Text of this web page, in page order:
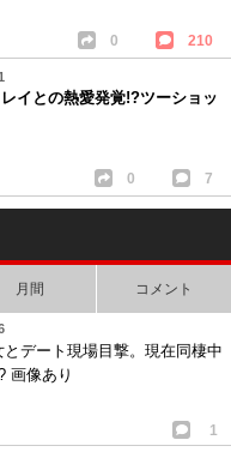
0 210
イとの熱愛発覚!?ツーショッ
0 7
月間 コメント
デート現場目撃。現在同棲中
画像あり
1